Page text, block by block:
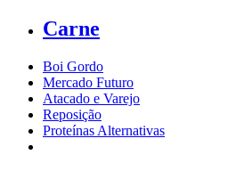
Carne
Boi Gordo
Mercado Futuro
Atacado e Varejo
Reposição
Proteínas Alternativas